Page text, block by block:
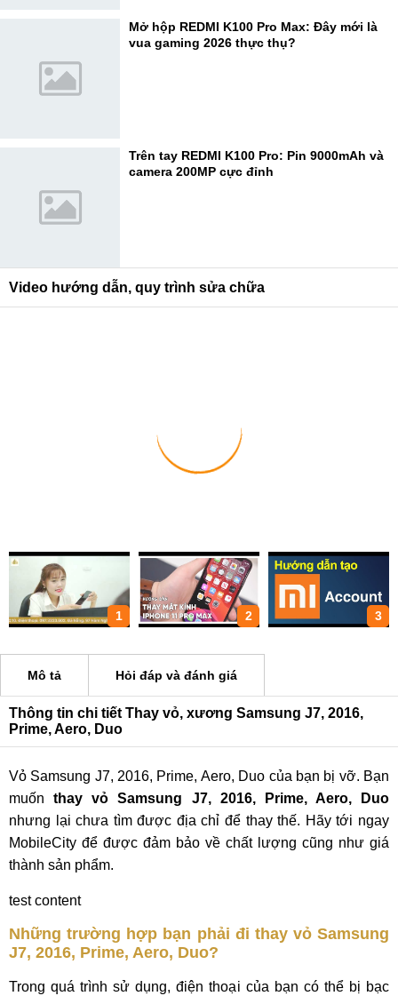
Mở hộp REDMI K100 Pro Max: Đây mới là
vua gaming 2026 thực thụ?
Trên tay REDMI K100 Pro: Pin 9000mAh và
camera 200MP cực đỉnh
Video hướng dẫn, quy trình sửa chữa
1 2 3
Mô tả Hỏi đáp và đánh giá
Thông tin chi tiết Thay vỏ, xương Samsung J7, 2016,
Prime, Aero, Duo
Vỏ Samsung J7, 2016, Prime, Aero, Duo của bạn bị vỡ. Bạn
muốnthay vỏ Samsung J7, 2016, Prime, Aero, Duo
nhưng lại chưa tìm được địa chỉ để thay thế. Hãy tới ngay
MobileCity để được đảm bảo về chất lượng cũng như giá
thành sản phẩm.
test content
Những trường hợp bạn phải đi thay vỏ Samsung
J7, 2016, Prime, Aero, Duo?
Trong quá trình sử dụng, điện thoại của bạn có thể bị bạc